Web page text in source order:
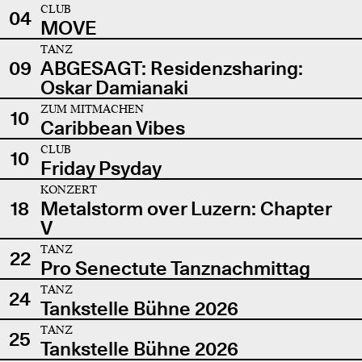
04
CLUB
MOVE
09
TANZ
ABGESAGT: Residenzsharing:
Oskar Damianaki
10
ZUM MITMACHEN
Caribbean Vibes
10
CLUB
Friday Psyday
18
KONZERT
Metalstorm over Luzern: Chapter
V
22
TANZ
Pro Senectute Tanznachmittag
24
TANZ
Tankstelle Bühne 2026
25
TANZ
Tankstelle Bühne 2026